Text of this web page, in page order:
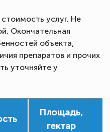
услуг. Не
Окончательная
объекта,
препаратов и прочих
уточняйте у
Площадь,
гектар